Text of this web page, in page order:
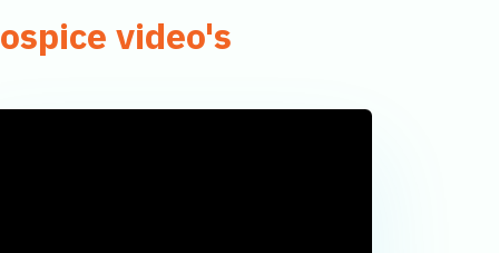
video's